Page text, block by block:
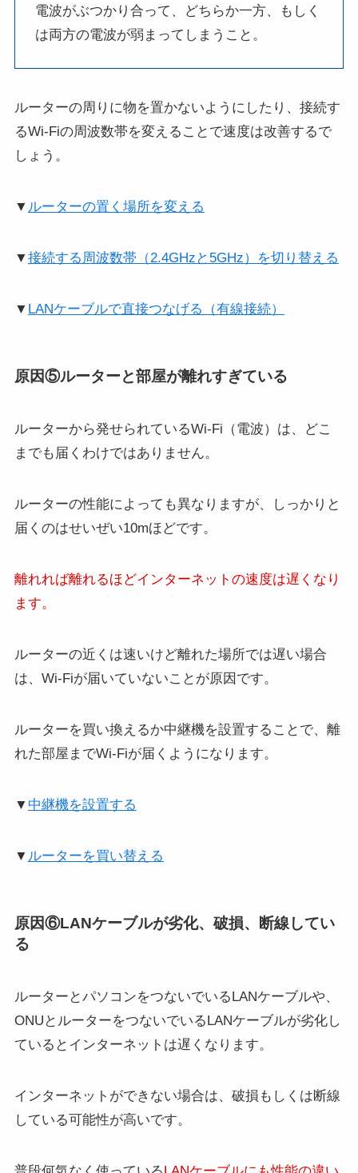
電波がぶつかり合って、どちらか一方、もしく
は両方の電波が弱まってしまうこと。
ルーターの周りに物を置かないようにしたり、接続す
るWi-Fiの周波数帯を変えることで速度は改善するで
しょう。
▼ ルーターの置く場所を変える
▼接続する周波数帯（2.4GHzと5GHz）を切り替える
▼ LANケーブルで直接つなげる（有線接続）
原因⑤ルーターと部屋が離れすぎている
ルーターから発せられているWi-Fi（電波）は、どこ
までも届くわけではありません。
ルーターの性能によっても異なりますが、しっかりと
届くのはせいぜい10mほどです。
離れれば離れるほどインターネットの速度は遅くなり
ます。
ルーターの近くは速いけど離れた場所では遅い場合
は、Wi-Fiが届いていないことが原因です。
ルーターを買い換えるか中継機を設置することで、離
れた部屋までWi-Fiが届くようになります。
▼ 中継機を設置する
▼ ルーターを買い替える
原因⑥LANケーブルが劣化、破損、断線してい
る
ルーターとパソコンをつないでいるLANケーブルや、
ONUとルーターをつないでいるLANケーブルが劣化し
ているとインターネットは遅くなります。
インターネットができない場合は、破損もしくは断線
している可能性が高いです。